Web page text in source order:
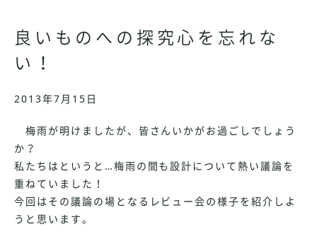
良いものへの探究心を忘れな
い！
2013年7月15日
梅雨が明けましたが、皆さんいかがお過ごしでしょう
か？
私たちはというと…梅雨の間も設計について熱い議論を
重ねていました！
今回はその議論の場となるレビュー会の様子を紹介しよ
うと思います。